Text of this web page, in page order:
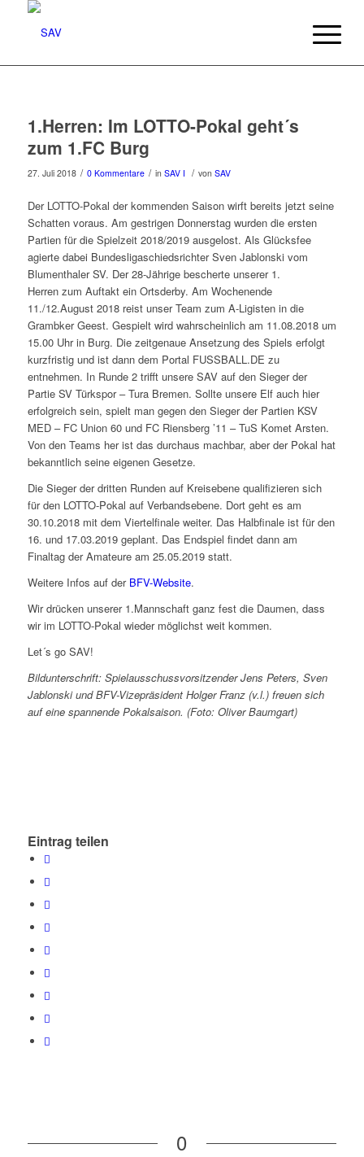
1.Herren: Im LOTTO-Pokal geht´s
zum 1.FC Burg
27. Juli 2018 / 0 Kommentare / in SAV I / von SAV
Der LOTTO-Pokal der kommenden Saison wirft bereits jetzt seine
Schatten voraus. Am gestrigen Donnerstag wurden die ersten
Partien für die Spielzeit 2018/2019 ausgelost. Als Glücksfee
agierte dabei Bundesligaschiedsrichter Sven Jablonski vom
Blumenthaler SV. Der 28-Jährige bescherte unserer 1.
Herren zum Auftakt ein Ortsderby. Am Wochenende
11./12.August 2018 reist unser Team zum A-Ligisten in die
Grambker Geest. Gespielt wird wahrscheinlich am 11.08.2018 um
15.00 Uhr in Burg. Die zeitgenaue Ansetzung des Spiels erfolgt
kurzfristig und ist dann dem Portal FUSSBALL.DE zu
entnehmen. In Runde 2 trifft unsere SAV auf den Sieger der
Partie SV Türkspor – Tura Bremen. Sollte unsere Elf auch hier
erfolgreich sein, spielt man gegen den Sieger der Partien KSV
MED – FC Union 60 und FC Riensberg ’11 – TuS Komet Arsten.
Von den Teams her ist das durchaus machbar, aber der Pokal hat
bekanntlich seine eigenen Gesetze.
Die Sieger der dritten Runden auf Kreisebene qualifizieren sich
für den LOTTO-Pokal auf Verbandsebene. Dort geht es am
30.10.2018 mit dem Viertelfinale weiter. Das Halbfinale ist für den
16. und 17.03.2019 geplant. Das Endspiel findet dann am
Finaltag der Amateure am 25.05.2019 statt.
Weitere Infos auf der BFV-Website.
Wir drücken unserer 1.Mannschaft ganz fest die Daumen, dass
wir im LOTTO-Pokal wieder möglichst weit kommen.
Let´s go SAV!
Bildunterschrift: Spielausschussvorsitzender Jens Peters, Sven
Jablonski und BFV-Vizepräsident Holger Franz (v.l.) freuen sich
auf eine spannende Pokalsaison. (Foto: Oliver Baumgart)
Eintrag teilen
0